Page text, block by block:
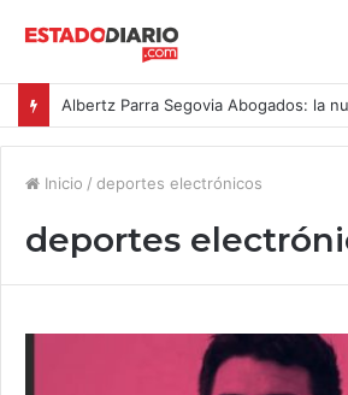
Inicio / deportes electrónicos
deportes